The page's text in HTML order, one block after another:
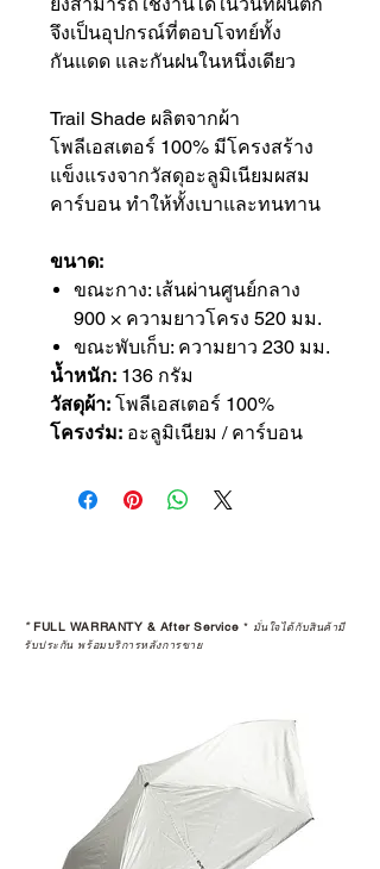
จึงเป็นอุปกรณ์ที่ตอบโจทย์ทั้ง
กันแดด และกันฝนในหนึ่งเดียว
Trail Shade ผลิตจากผ้า
โพลีเอสเตอร์ 100% มีโครงสร้าง
แข็งแรงจากวัสดุอะลูมิเนียมผสม
คาร์บอน ทำให้ทั้งเบาและทนทาน
ขนาด:
ขณะกาง: เส้นผ่านศูนย์กลาง
900 × ความยาวโครง 520 มม.
ขณะพับเก็บ: ความยาว 230 มม.
น้ำหนัก: 136 กรัม
วัสดุผ้า: โพลีเอสเตอร์ 100%
โครงร่ม: อะลูมิเนียม / คาร์บอน
*FULL WARRANTY & After Service * มั่นใจได้กับสินค้ามี
รับประกัน พร้อมบริการหลังการขาย